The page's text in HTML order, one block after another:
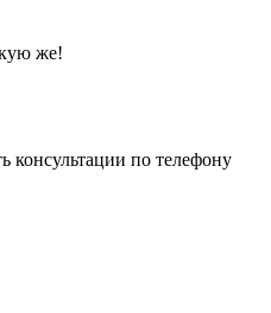
же!
консультации по телефону